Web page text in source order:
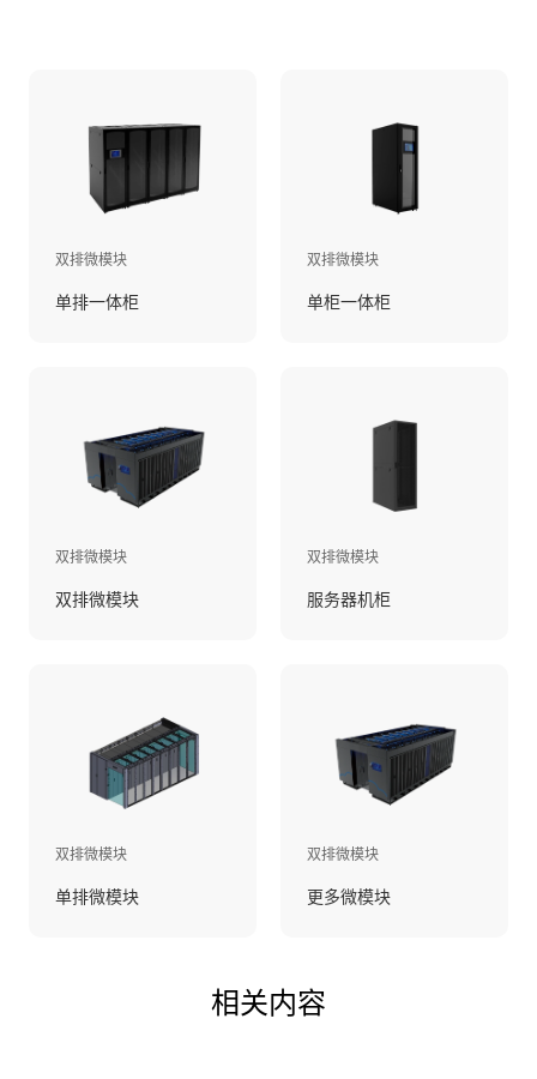
双排微模块
单排一体柜
双排微模块
单柜一体柜
双排微模块
双排微模块
双排微模块
服务器机柜
双排微模块
单排微模块
双排微模块
更多微模块
相关内容